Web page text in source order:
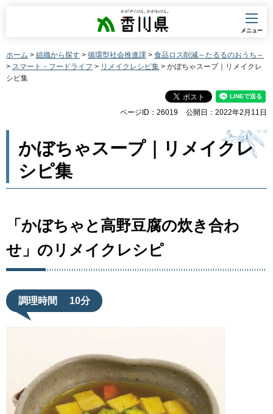
香川県
メニュー
ホーム > 組織から探す > 循環型社会推進課 > 食品ロス削減～たるるのおうち～
> スマート・フードライフ > リメイクレシピ集 > かぼちゃスープ｜リメイクレ
シピ集
ページID：26019 公開日：2022年2月11日
かぼちゃスープ｜リメイクレ
シピ集
「かぼちゃと高野豆腐の炊き合わ
せ」のリメイクレシピ
調理時間 10分